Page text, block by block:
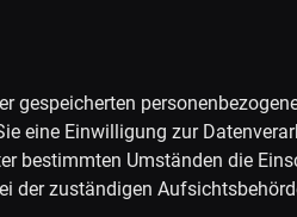
gespeicherten
eine Einwilligung zur
bestimmten Umständen die
der zuständigen